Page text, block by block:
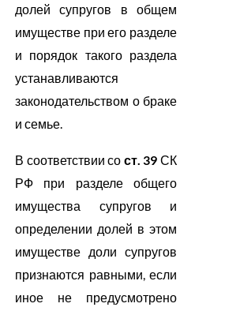
долей супругов в общем
имуществе при его разделе
и порядок такого раздела
устанавливаются
законодательством о браке
и семье.
В соответствии со ст. 39 СК
РФ при разделе общего
имущества супругов и
определении долей в этом
имуществе доли супругов
признаются равными, если
иное не предусмотрено